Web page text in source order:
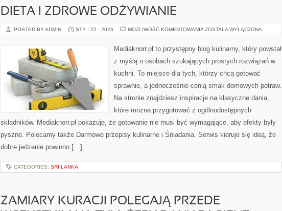
DIETA I ZDROWE ODŻYWIANIE
POSTED BY ADMIN STY - 22 - 2026 MOŻLIWOŚĆ KOMENTOWANIA DIETA
ODŻYWIANIE
ZOSTAŁA WYŁĄCZONA
Mediaknorr.pl to przystępny blog kulinarny, który powstał
z myślą o osobach szukających prostych rozwiązań w
kuchni. To miejsce dla tych, którzy chcą gotować
sprawnie, a jednocześnie cenią smak domowych potraw.
Na stronie znajdziesz inspiracje na klasyczne dania,
które można przygotować z ogólnodostępnych
składników. Mediaknorr.pl pokazuje, że gotowanie nie musi być wymagające, aby efekty były
pyszne. Polecamy także Darmowe przepisy kulinarne i Śniadania. Serwis kieruje się ideą, że
dobre jedzenie powinno […]
CATEGORIES: SRI LANKA
ZAMIARY KURACJI POLEGAJĄ PRZEDE